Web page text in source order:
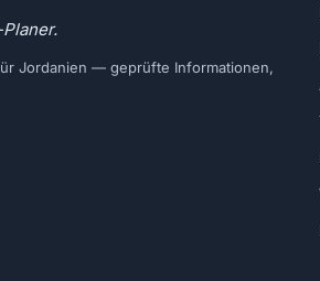
Jordanien — geprüfte Informationen,